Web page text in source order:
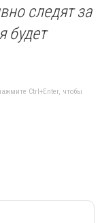
следят за
будет
Ctrl+Enter, чтобы